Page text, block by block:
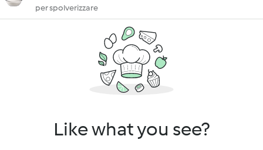
per spolverizzare
Like what you see?